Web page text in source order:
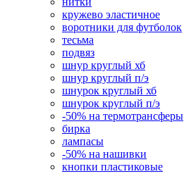
кружево эластичное
воротники для футболок
тесьма
подвяз
шнур круглый хб
шнур круглый п/э
шнурок круглый хб
шнурок круглый п/э
-50% на термотрансферы
бирка
лампасы
-50% на нашивки
кнопки пластиковые